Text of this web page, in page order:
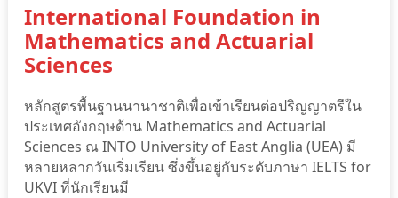
International Foundation in
Mathematics and Actuarial
Sciences
หลักสูตรพื้นฐานนานาชาติเพื่อเข้าเรียนต่อปริญญาตรีใน
ประเทศอังกฤษด้าน Mathematics and Actuarial
Sciences ณ INTO University of East Anglia (UEA) มี
หลายหลากวันเริ่มเรียน ซึ่งขึ้นอยู่กับระดับภาษา IELTS for
UKVI ที่นักเรียนมี